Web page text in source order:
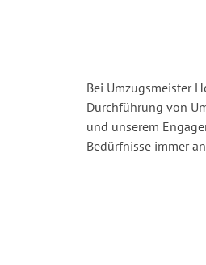
Bei Umzugsmeister
Durchführung von
und unserem
Bedürfnisse immer